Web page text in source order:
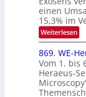
O
N
2
0
2
6
i
e
K
I
m
i
t
d
e
n
k
einen
15,3% im
Weiterlesen:
E
x
o
s
e
n
s
869. WE-
Vom 1. bis
Heraeus-